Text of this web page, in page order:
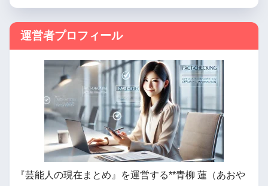
運営者プロフィール
『芸能人の現在まとめ』を運営する**青柳 蓮（あおや